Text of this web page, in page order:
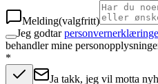
Melding(valgfritt)
Jeg godtar
behandler mine
*
Ja takk, jeg vil motta